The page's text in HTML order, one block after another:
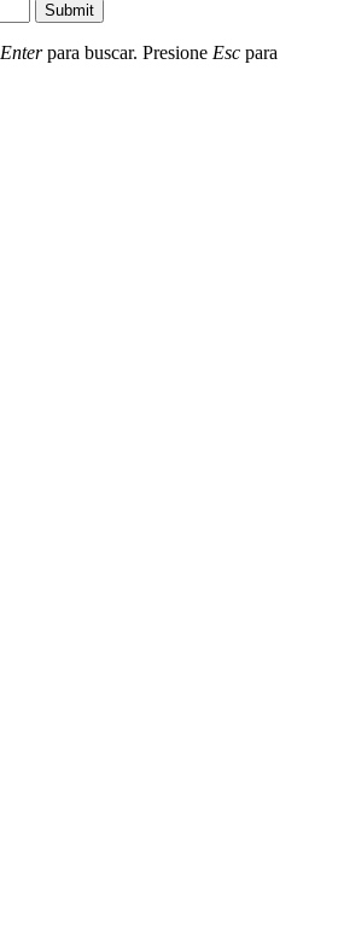
Submit
Enterpara buscar. Presione Esc para